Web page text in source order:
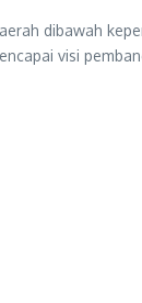
dibawah
visi